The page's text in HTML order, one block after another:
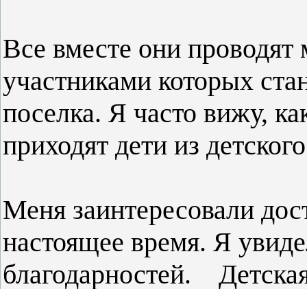
Все вместе они
участниками которых
поселка. Я часто вижу,
приходят дети из
Меня заинтересовали
настоящее время. Я
благодарностей.